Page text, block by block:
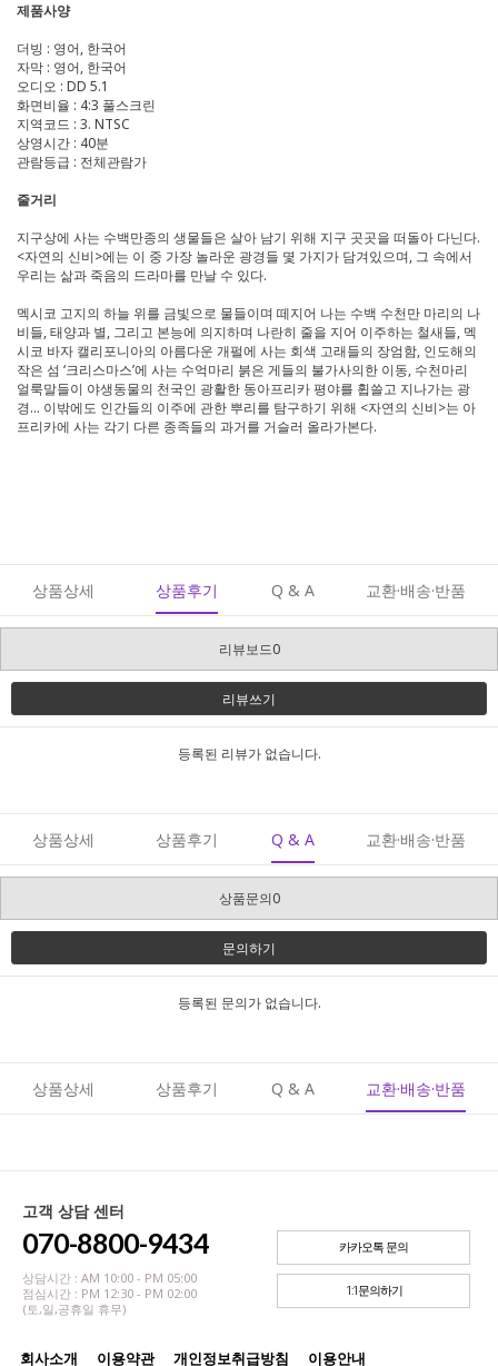
제품사양
더빙 : 영어, 한국어
자막 : 영어, 한국어
오디오 : DD 5.1
화면비율 : 4:3 풀스크린
지역코드 : 3. NTSC
상영시간 : 40분
관람등급 : 전체관람가
줄거리
지구상에 사는 수백만종의 생물들은 살아 남기 위해 지구 곳곳을 떠돌아 다닌다.
<자연의 신비>에는 이 중 가장 놀라운 광경들 몇 가지가 담겨있으며, 그 속에서
우리는 삶과 죽음의 드라마를 만날 수 있다.
멕시코 고지의 하늘 위를 금빛으로 물들이며 떼지어 나는 수백 수천만 마리의 나
비들, 태양과 별, 그리고 본능에 의지하며 나란히 줄을 지어 이주하는 철새들, 멕
시코 바자 캘리포니아의 아름다운 개펄에 사는 회색 고래들의 장엄함, 인도해의
작은 섬 ‘크리스마스’에 사는 수억마리 붉은 게들의 불가사의한 이동, 수천마리
얼룩말들이 야생동물의 천국인 광활한 동아프리카 평야를 휩쓸고 지나가는 광
경… 이밖에도 인간들의 이주에 관한 뿌리를 탐구하기 위해 <자연의 신비>는 아
프리카에 사는 각기 다른 종족들의 과거를 거슬러 올라가본다.
상품상세 상품후기 Q & A 교환·배송·반품
리뷰보드0
리뷰쓰기
등록된 리뷰가 없습니다.
상품상세 상품후기 Q & A 교환·배송·반품
상품문의0
문의하기
등록된 문의가 없습니다.
상품상세 상품후기 Q & A 교환·배송·반품
고객 상담 센터
070-8800-9434
상담시간 : AM 10:00 - PM 05:00
점심시간 : PM 12:30 - PM 02:00
(토,일,공휴일 휴무)
카카오톡 문의
1:1문의하기
회사소개 이용약관 개인정보취급방침 이용안내